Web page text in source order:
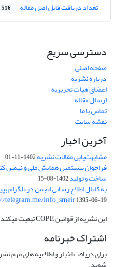
تعداد دریافت فایل اصل مقاله 516
دسترسی سریع
صفحه اصلی
درباره نشریه
اعضای هیات تحریریه
ارسال مقاله
تماس با ما
نقشه سایت
آخرین اخبار
مشابهت‌یابی مقالات نشریه1402-11-01
فراخوان بیستمین همایش ملی و نهمین
ساخت و تولید1402-08-15
به کانال اطلاع رسانی انجمن در تلگرام
telegram.me/info_smeir1395-06-19
این نشریه از قوانین COPE تبعیت میکند.
اشتراک خبرنامه
برای دریافت اخبار و اطلاعیه های مهم